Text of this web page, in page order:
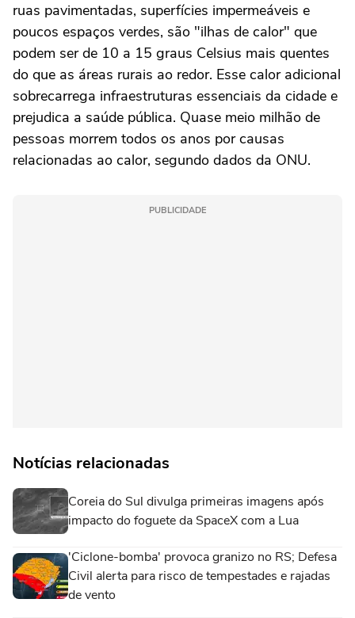
ruas pavimentadas, superfícies impermeáveis e
poucos espaços verdes, são "ilhas de calor" que
podem ser de 10 a 15 graus Celsius mais quentes
do que as áreas rurais ao redor. Esse calor adicional
sobrecarrega infraestruturas essenciais da cidade e
prejudica a saúde pública. Quase meio milhão de
pessoas morrem todos os anos por causas
relacionadas ao calor, segundo dados da ONU.
PUBLICIDADE
Notícias relacionadas
Coreia do Sul divulga primeiras imagens após
impacto do foguete da SpaceX com a Lua
'Ciclone-bomba' provoca granizo no RS; Defesa
Civil alerta para risco de tempestades e rajadas
de vento